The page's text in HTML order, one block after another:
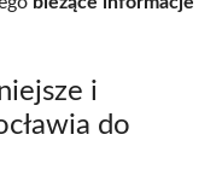
i
do